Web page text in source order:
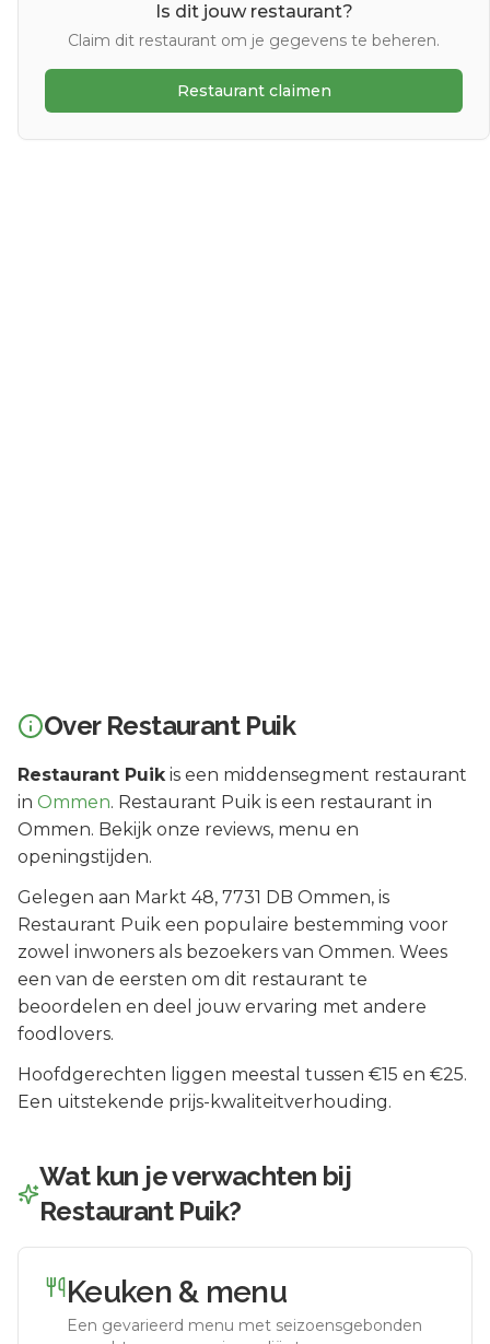
Is dit jouw restaurant?
Claim dit restaurant om je gegevens te beheren.
Restaurant claimen
Over Restaurant Puik
Restaurant Puikis een middensegment restaurant
in Ommen. Restaurant Puik is een restaurant in
Ommen. Bekijk onze reviews, menu en
openingstijden.
Gelegen aan Markt 48, 7731 DB Ommen, is
Restaurant Puik een populaire bestemming voor
zowel inwoners als bezoekers van Ommen. Wees
een van de eersten om dit restaurant te
beoordelen en deel jouw ervaring met andere
foodlovers.
Hoofdgerechten liggen meestal tussen €15 en €25.
Een uitstekende prijs-kwaliteitverhouding.
Wat kun je verwachten bij
Restaurant Puik?
Keuken & menu
Een gevarieerd menu met seizoensgebonden